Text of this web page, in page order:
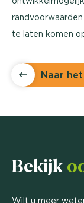
te laten komen
Naar
Bekijk
Wilt u meer